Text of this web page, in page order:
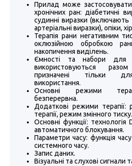
Прилад може
хронічних ран: діабетичні
судинні виразки (включають
артеріальні виразки), опіки,
Терапія рани негативним
оклюзійною обробкою
накопичення виділень.
Ємності та набори для
використовуються
призначені тільки
використання.
Основні режими
безперервна.
Додаткові режими терапії:
терапії, режим змінного тиску.
Основні функції: технологія
автоматичного блокування.
Параметри часу: функція
системного часу.
Запис даних.
Візуальні та слухові